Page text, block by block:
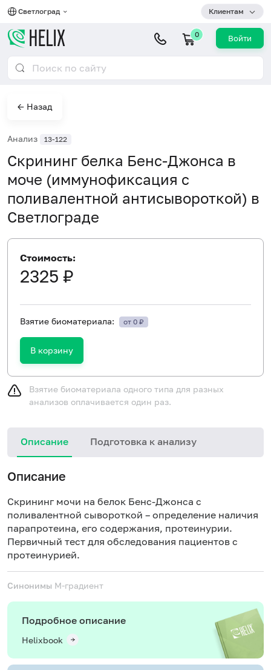
Светлоград Клиентам
0 Войти
← Назад
Анализ 13-122
Скрининг белка Бенс-Джонса в
моче (иммунофиксация с
поливалентной антисывороткой) в
Светлограде
Стоимость:
2325 ₽
Взятие биоматериала: от 0 ₽
В корзину
Взятие биоматериала одного типа для разных
анализов оплачивается один раз.
Описание Подготовка к анализу
Описание
Скрининг мочи на белок Бенс-Джонса c
поливалентной сывороткой – определение наличия
парапротеина, его содержания, протеинурии.
Первичный тест для обследования пациентов с
протеинурией.
Синонимы М-градиент
Подробное описание
Helixbook